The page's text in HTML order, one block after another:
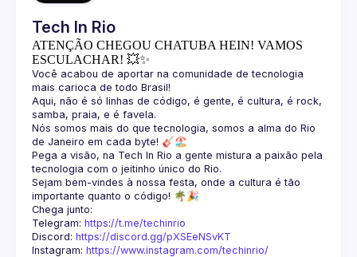
Tech In Rio
ATENÇÃO CHEGOU CHATUBA HEIN! VAMOS
ESCULACHAR! 💥✨
Você acabou de aportar na comunidade de tecnologia
Aqui, não é só linhas de código, é gente, é cultura, é rock,
Nós somos mais do que tecnologia, somos a alma do Rio
Pega a visão, na Tech In Rio a gente mistura a paixão pela
Sejam bem-vindes à nossa festa, onde a cultura é tão
Telegram: https://t.me/techinrio
Discord: https://discord.gg/pXSEeNSvKT
Instagram: https://www.instagram.com/techinrio/